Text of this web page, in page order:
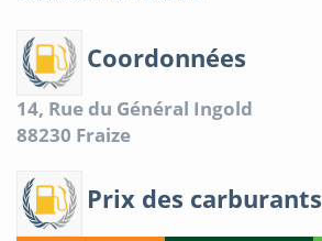
Coordonnées
14, Rue du Général Ingold
88230 Fraize
Prix des carburants